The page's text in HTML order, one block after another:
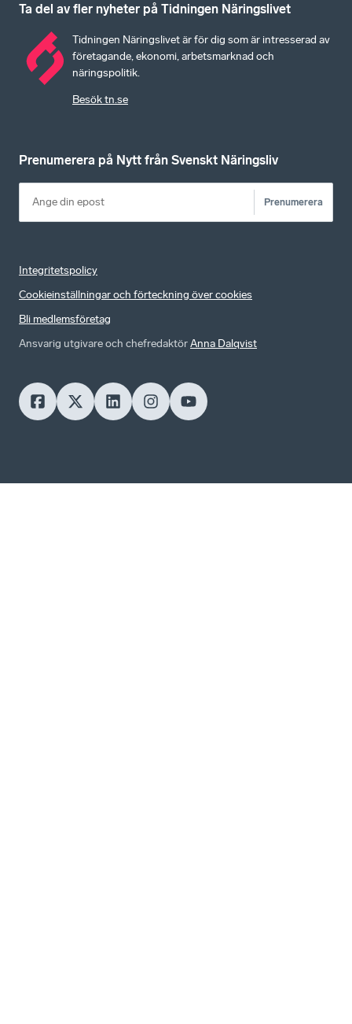
Ta del av fler nyheter på Tidningen Näringslivet
Tidningen Näringslivet är för dig som är intresserad av
företagande, ekonomi, arbetsmarknad och
näringspolitik.
Besök tn.se
Prenumerera på Nytt från Svenskt Näringsliv
Prenumerera
Integritetspolicy
Cookieinställningar och förteckning över cookies
Bli medlemsföretag
Ansvarig utgivare och chefredaktörAnna Dalqvist